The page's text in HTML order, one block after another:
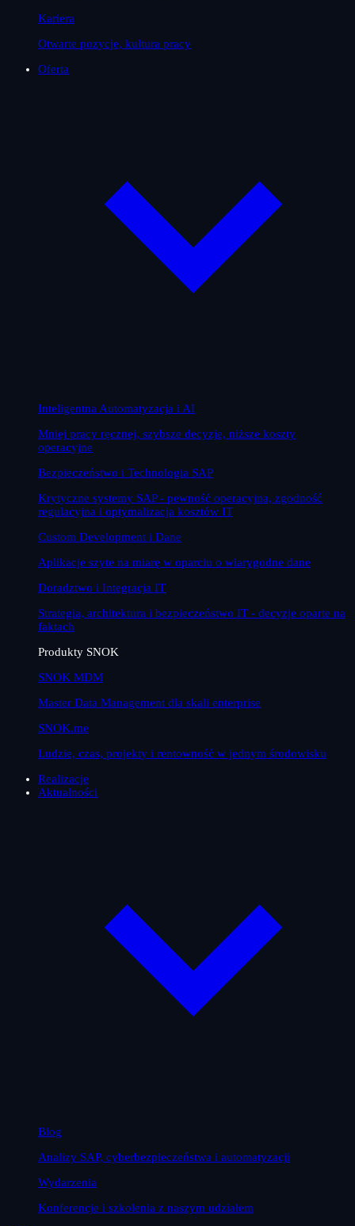
Kariera
Otwarte pozycje, kultura pracy
Oferta
Inteligentna Automatyzacja i AI
Mniej pracy ręcznej, szybsze decyzje, niższe koszty
operacyjne
Bezpieczeństwo i Technologia SAP
Krytyczne systemy SAP - pewność operacyjna, zgodność
regulacyjna i optymalizacja kosztów IT
Custom Development i Dane
Aplikacje szyte na miarę w oparciu o wiarygodne dane
Doradztwo i Integracja IT
Strategia, architektura i bezpieczeństwo IT - decyzje oparte na
faktach
Produkty SNOK
SNOK MDM
Master Data Management dla skali enterprise
SNOK.me
Ludzie, czas, projekty i rentowność w jednym środowisku
Realizacje
Aktualności
Blog
Analizy SAP, cyberbezpieczeństwa i automatyzacji
Wydarzenia
Konferencje i szkolenia z naszym udziałem